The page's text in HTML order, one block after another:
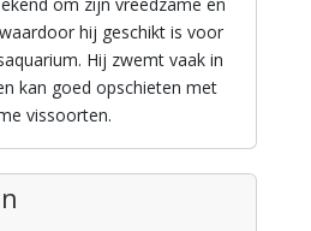
hij geschikt is voor
Hij zwemt vaak in
kan goed opschieten met
vissoorten.